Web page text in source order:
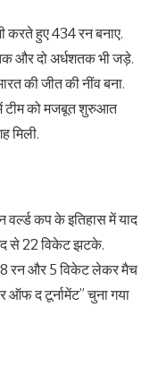
करते हुए 434 रन बनाए.
और दो अर्धशतक भी जड़े.
की जीत की नींव बना.
में टीम को मजबूत शुरुआत
मिली.
वर्ल्ड कप के इतिहास में याद
से 22 विकेट झटके.
रन और 5 विकेट लेकर मैच
ऑफ द टूर्नामेंट” चुना गया